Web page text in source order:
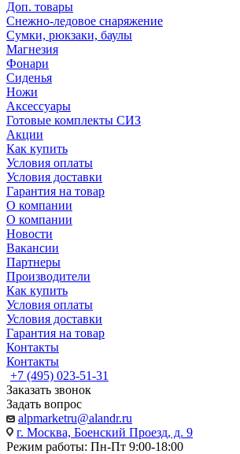
Доп. товары
Снежно-ледовое снаряжение
Сумки, рюкзаки, баулы
Магнезия
Фонари
Сиденья
Ножи
Аксессуары
Готовые комплекты СИЗ
Акции
Как купить
Условия оплаты
Условия доставки
Гарантия на товар
О компании
О компании
Новости
Вакансии
Партнеры
Производители
Как купить
Условия оплаты
Условия доставки
Гарантия на товар
Контакты
Контакты
+7 (495) 023-51-31
Заказать звонок
Задать вопрос
alpmarketru@alandr.ru
г. Москва, Боенский Проезд, д. 9
Режим работы: Пн-Пт 9:00-18:00